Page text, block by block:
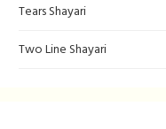
Tears Shayari
Two Line Shayari